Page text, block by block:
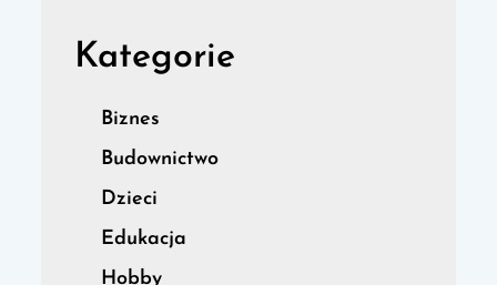
Kategorie
Biznes
Budownictwo
Dzieci
Edukacja
Hobby